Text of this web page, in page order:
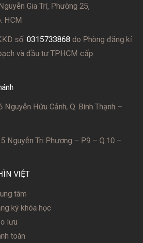
Gia Trí, Phường 25,
HCM
số: 0315733868 do Phòng đăng kí
và đầu tư TPHCM cấp
Hữu Cảnh, Q. Bình Thạnh –
Nguyễn Tri Phương – P.9 – Q.10 –
VIỆT
tâm
ký khóa học
lưu
toán